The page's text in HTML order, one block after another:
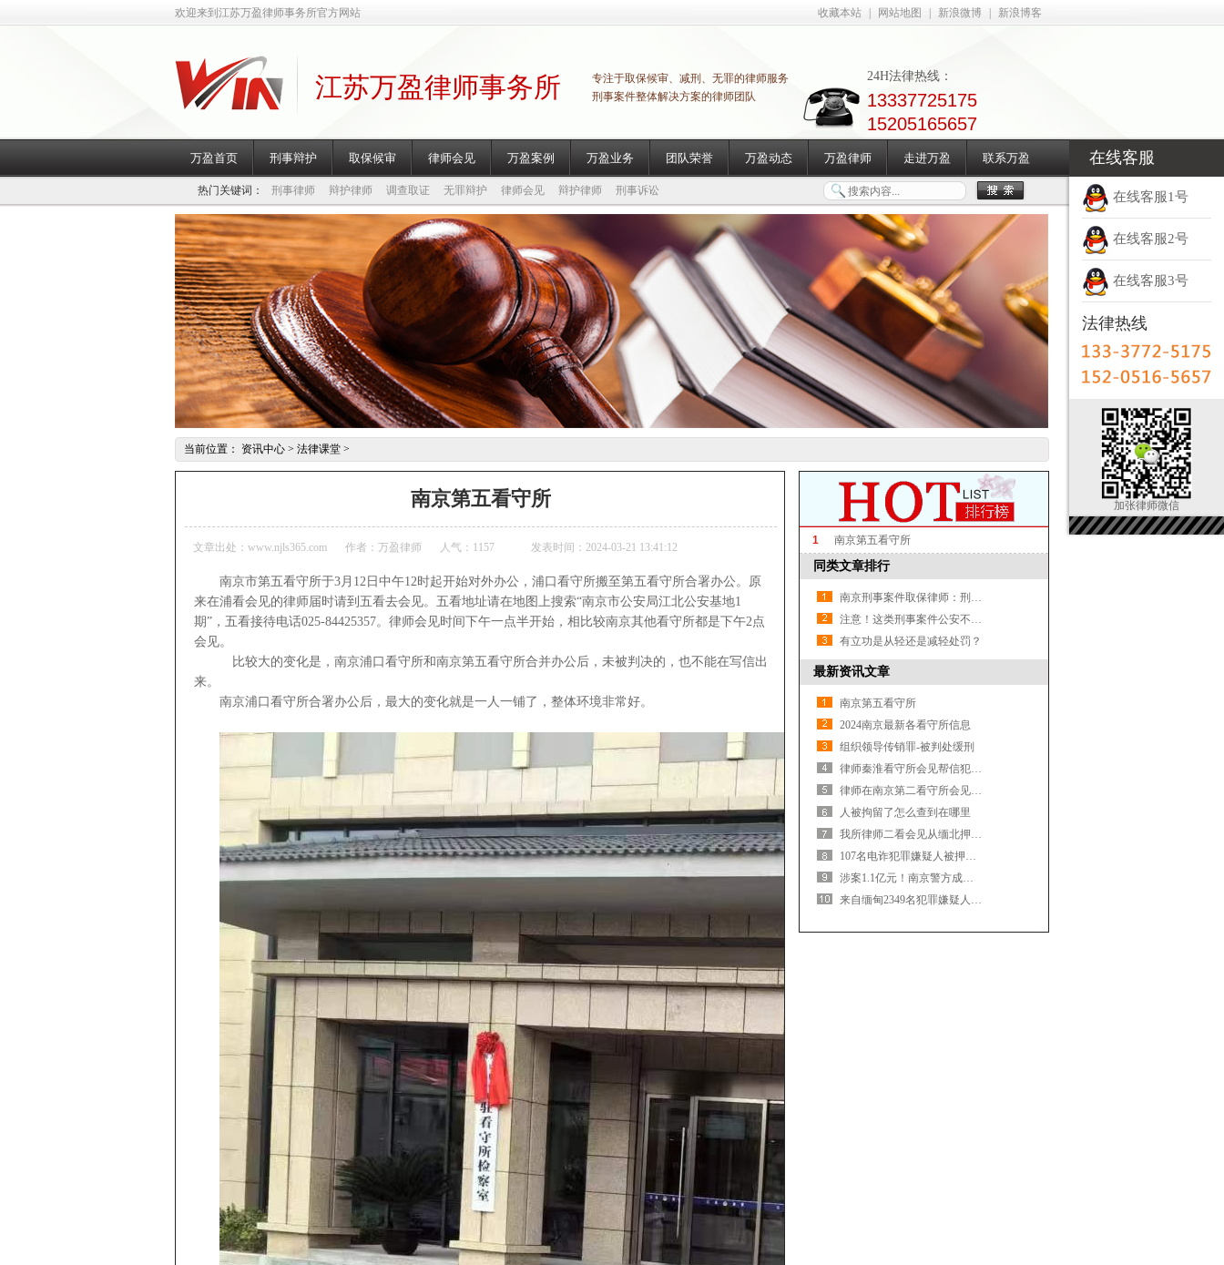
欢迎来到江苏万盈律师事务所官方网站 收藏本站 网站地图 新浪微博 新浪博客
江苏万盈律师事务所
专注于取保候审、减刑、无罪的律师服务
刑事案件整体解决方案的律师团队
24H法律热线：
13337725175
15205165657
万盈首页 刑事辩护 取保候审 律师会见 万盈案例 万盈业务 团队荣誉 万盈动态 万盈律师 走进万盈 联系万盈
热门关键词： 刑事律师 辩护律师 调查取证 无罪辩护 律师会见 辩护律师 刑事诉讼
当前位置： 资讯中心 > 法律课堂 >
南京第五看守所
文章出处：www.njls365.com 作者：万盈律师 人气： 1157 发表时间：2024-03-21 13:41:12
南京市第五看守所于3月12日中午12时起开始对外办公，浦口看守所搬至第五看守所合署办公。原
来在浦看会见的律师届时请到五看去会见。五看地址请在地图上搜索“南京市公安局江北公安基地1
期”，五看接待电话025-84425357。律师会见时间下午一点半开始，相比较南京其他看守所都是下午2点
会见。
比较大的变化是，南京浦口看守所和南京第五看守所合并办公后，未被判决的，也不能在写信出
来。
南京浦口看守所合署办公后，最大的变化就是一人一铺了，整体环境非常好。
1 南京第五看守所
同类文章排行
南京刑事案件取保律师：刑事案件取保候审一般需要多长时间开庭？
注意！这类刑事案件公安不再提请检察院逮捕!
有立功是从轻还是减轻处罚？
最新资讯文章
南京第五看守所
2024南京最新各看守所信息
组织领导传销罪-被判处缓刑
律师秦淮看守所会见帮信犯罪嫌疑人
律师在南京第二看守所会见涉嫌诈骗罪嫌疑人
人被拘留了怎么查到在哪里
我所律师二看会见从缅北押解回宁107名嫌疑人之一
107名电诈犯罪嫌疑人被押解回宁
涉案1.1亿元！南京警方成功侦破一起特大生产销售伪劣干粉灭火器案
来自缅甸2349名犯罪嫌疑人，一次性移交！
在线客服
在线客服1号
在线客服2号
在线客服3号
法律热线
加张律师微信